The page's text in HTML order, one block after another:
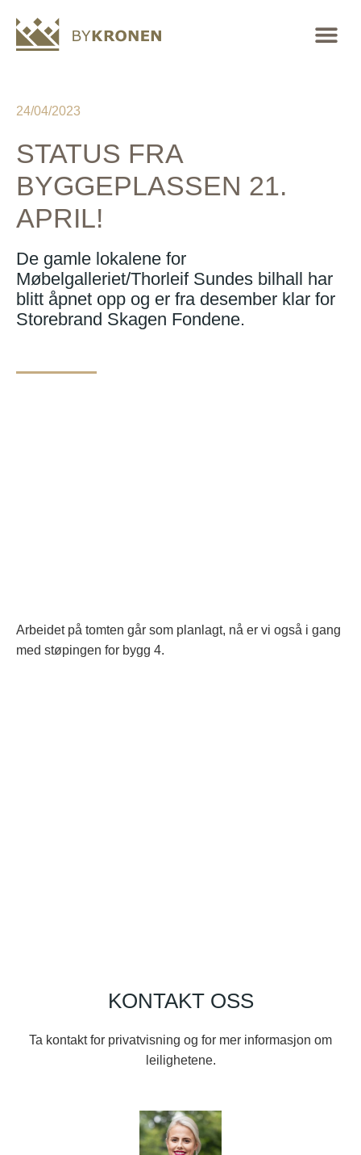
24/04/2023
STATUS FRA
BYGGEPLASSEN 21.
APRIL!
De gamle lokalene for
Møbelgalleriet/Thorleif Sundes bilhall har
blitt åpnet opp og er fra desember klar for
Storebrand Skagen Fondene.
Arbeidet på tomten går som planlagt, nå er vi også i gang
med støpingen for bygg 4.
KONTAKT OSS
Ta kontakt for privatvisning og for mer informasjon om
leilighetene.